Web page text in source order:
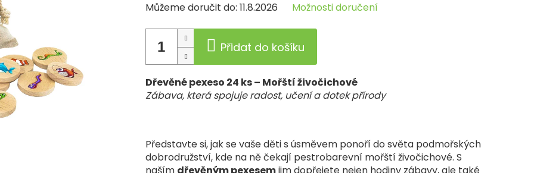
Můžeme doručit do: 11.8.2026 Možnosti doručení
Přidat do košíku
Dřevěné pexeso 24 ks – Mořští živočichové
Zábava, která spojuje radost, učení a dotek přírody
Představte si, jak se vaše děti s úsměvem ponoří do světa podmořských
dobrodružství, kde na ně čekají pestrobarevní mořští živočichové. S